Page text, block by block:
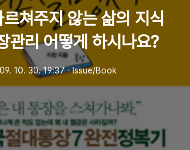
쳐주지 않는 삶의 지식
관리 어떻게 하시나요?
10. 30. 19:37ㆍIssue/Book